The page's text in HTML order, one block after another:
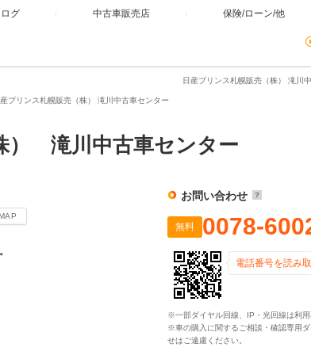
グ 中古車販売店 保険/ローン/他
日産プリンス札幌販売（株） 滝川
プリンス札幌販売（株） 滝川中古車センター
） 滝川中古車センター
お問い合わせ
無料 0078-
電話番号を読み
※一部ダイヤル回線、IP・光回線は利用
※車の購入に関するご相談・確認専用
せはご遠慮ください。